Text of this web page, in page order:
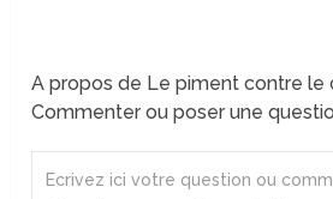
A propos de Le piment contre le
Commenter ou poser une